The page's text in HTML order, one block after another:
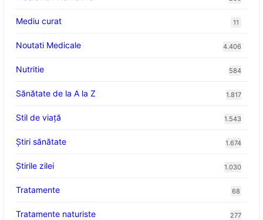
Mediu curat 11
Noutati Medicale 4.406
Nutritie 584
Sănătate de la A la Z 1.817
Stil de viaţă 1.543
Ştiri sănătate 1.674
Știrile zilei 1.030
Tratamente 68
Tratamente naturiste 277